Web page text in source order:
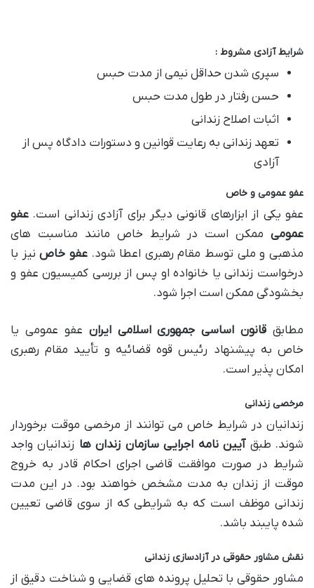
شرایط آزادی مشروط :
سپری شدن حداقل نیمی از مدت حبس
حسن رفتار در طول مدت حبس
اثبات اصلاح زندانی
تعهد زندانی به رعایت قوانین و دستورات دادگاه پس از
آزادی
عفو عمومی و خاص
عفو یکی از ابزارهای قانونی دیگر برای آزادی زندانی است. عفو
عمومی ممکن است در شرایط خاص مانند مناسبت های
مذهبی و ملی توسط مقام رهبری اعطا شود.عفو خاصنیز با
درخواست زندانی یا خانواده او پس از بررسی کمیسیون عفو و
بخشودگی ممکن است اجرا شود.
مطابق قانون اساسی جمهوری اسلامی ایران عفو عمومی یا
خاص به پیشنهاد رئیس قوه قضائیه و تأیید مقام رهبری
امکان پذیر است.
مرخصی زندانی
زندانیان در شرایط خاص می توانند از مرخصی موقت برخوردار
شوند. طبقآیین نامه اجرایی سازمان زندان ها زندانیان واجد
شرایط در صورت موافقت قاضی اجرای احکام قادر به خروج
موقت از زندان به مدت مشخص خواهند بود. در این مدت
زندانی موظف است که به شرایطی که از سوی قاضی تعیین
شده پایبند باشد.
نقش مشاور حقوقی در آزادسازی زندانی
مشاور حقوقی با تحلیل پرونده های قضایی و شناخت دقیق از